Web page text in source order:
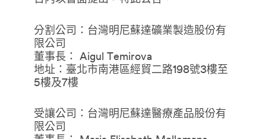
分割公司：台灣明尼蘇達礦業製造股份有
限公司
董事長： Aigul Temirova
地址：臺北市南港區經貿二路198號3樓至
5樓及7樓
受讓公司：台灣明尼蘇達醫療產品股份有
限公司